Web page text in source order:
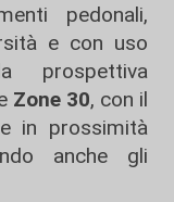
pedonali,
e con uso
prospettiva
Zone 30, con il
in prossimità
anche gli